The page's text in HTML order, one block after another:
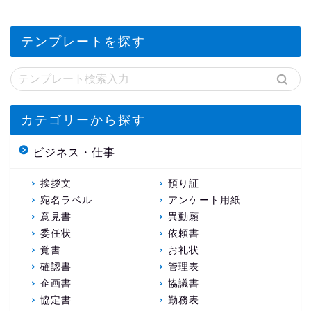
テンプレートを探す
カテゴリーから探す
ビジネス・仕事
挨拶文
預り証
宛名ラベル
アンケート用紙
意見書
異動願
委任状
依頼書
覚書
お礼状
確認書
管理表
企画書
協議書
協定書
勤務表